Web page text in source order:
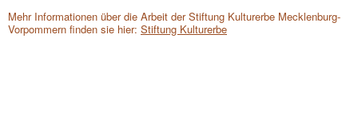
Mehr Informationen über die Arbeit der Stiftung Kulturerbe Mecklenburg-
Vorpommern finden sie hier: Stiftung Kulturerbe